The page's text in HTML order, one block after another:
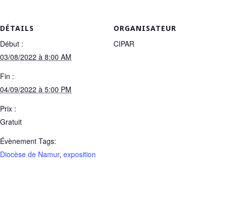
DÉTAILS
Début :
03/08/2022 à 8:00 AM
Fin :
04/09/2022 à 5:00 PM
Prix :
Gratuit
Évènement Tags:
Diocèse de Namur, exposition
ORGANISATEUR
CIPAR